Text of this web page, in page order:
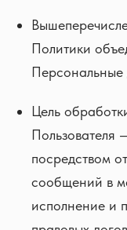
Политики
Цель
Пользователя
посредством
сообщений в
исполнение и